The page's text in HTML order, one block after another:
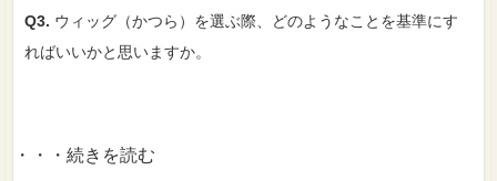
Q3. ウィッグ（かつら）を選ぶ際、どのようなことを基準にす
ればいいかと思いますか。
・・・続きを読む